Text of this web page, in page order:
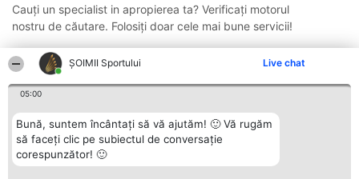
ȘOIMII Sportului Live chat
05:00
Bună, suntem încântați să vă ajutăm! 🙂 Vă rugăm
să faceți clic pe subiectul de conversație
corespunzător! 🙂
Cauți un specialist in apropierea ta? Verificați motorul
nostru de căutare. Folosiți doar cele mai bune servicii!